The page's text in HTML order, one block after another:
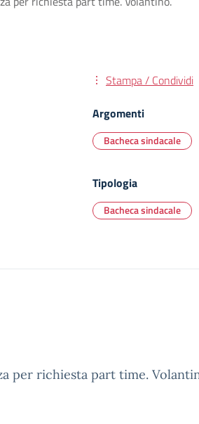
Stampa / Condividi
Argomenti
Bacheca sindacale
Tipologia
Bacheca sindacale
per richiesta part time.